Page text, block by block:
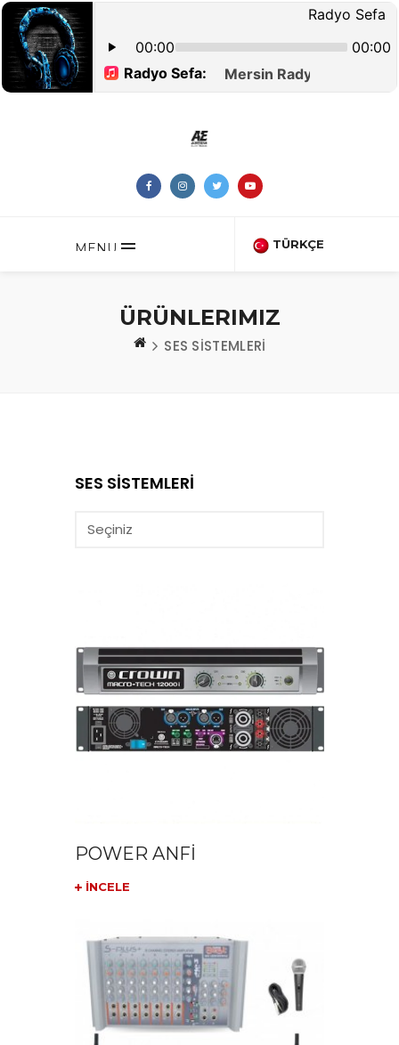
TÜRKÇE
MENU
ÜRÜNLERIMIZ
SES SİSTEMLERİ
SES SİSTEMLERİ
POWER ANFİ
İNCELE